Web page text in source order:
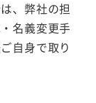
、弊社の担
名義変更手
自身で取り